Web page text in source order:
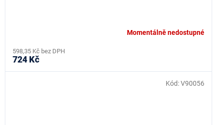
Momentálně nedostupné
598,35 Kč bez DPH
724 Kč
Kód:V90056